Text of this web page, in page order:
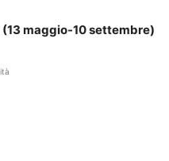
(13 maggio-10 settembre)